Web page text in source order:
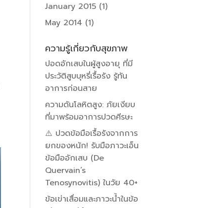
January 2015 (1)
May 2014 (1)
ความรู้เกี่ยวกับสุขภาพ
ปอดอักเสบในผู้สูงอายุ ที่มี
ประวัติสูบบุหรี่เรื้อรัง รู้ทัน
อาการก่อนสาย
ความดันโลหิตสูง: ภัยเงียบ
ที่มาพร้อมอาการปวดศีรษะ
⚠️ ปวดข้อมือเรื้อรังจากการ
ยกของหนัก! รับมือภาวะเอ็น
ข้อมืออักเสบ (De
Quervain’s
Tenosynovitis) ในวัย 40+
ข้อเข่าเสื่อมและภาวะน้ำในข้อ